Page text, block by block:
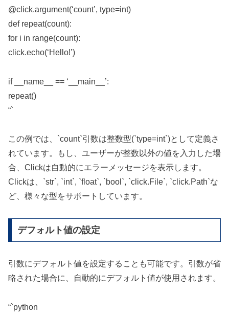
@click.argument(‘count’, type=int)
def repeat(count):
for i in range(count):
click.echo(‘Hello!’)
if __name__ == ‘__main__’:
repeat()
“`
この例では、`count`引数は整数型(`type=int`)として定義さ
れています。もし、ユーザーが整数以外の値を入力した場
合、Clickは自動的にエラーメッセージを表示します。
Clickは、`str`, `int`, `float`, `bool`, `click.File`, `click.Path`な
ど、様々な型をサポートしています。
デフォルト値の設定
引数にデフォルト値を設定することも可能です。引数が省
略された場合に、自動的にデフォルト値が使用されます。
“`python